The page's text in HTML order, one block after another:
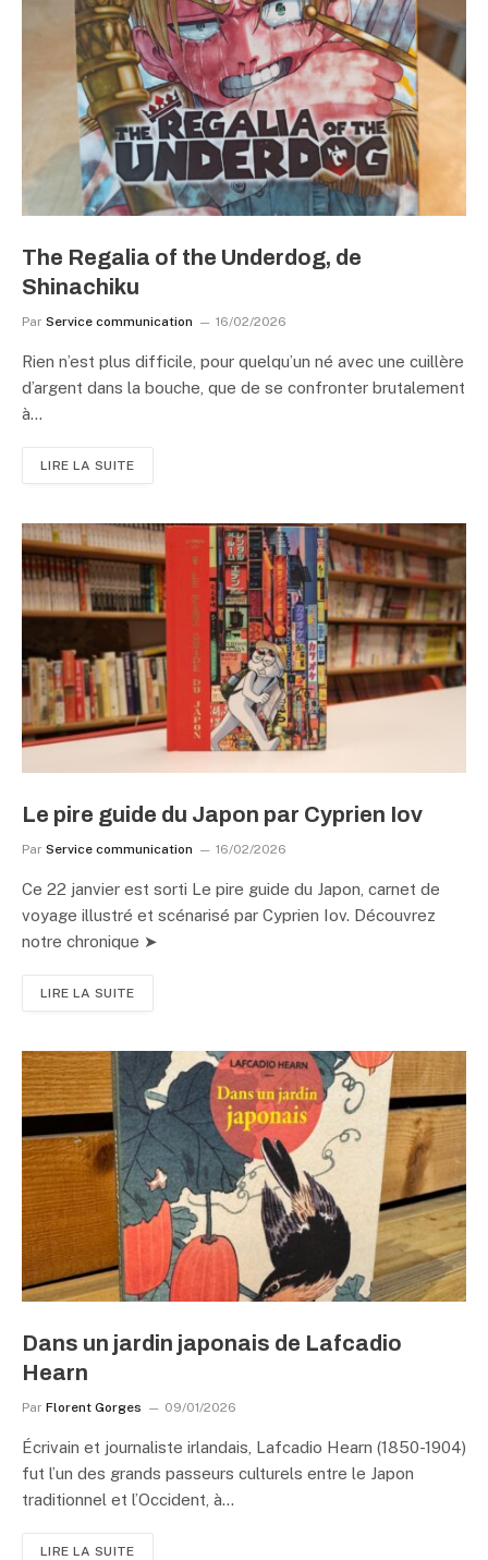
The Regalia of the Underdog, de
Shinachiku
Par Service communication 16/02/2026
Rien n’est plus difficile, pour quelqu’un né avec une cuillère
d’argent dans la bouche, que de se confronter brutalement
à…
LIRE LA SUITE
Le pire guide du Japon par Cyprien Iov
Par Service communication 16/02/2026
Ce 22 janvier est sorti Le pire guide du Japon, carnet de
voyage illustré et scénarisé par Cyprien Iov. Découvrez
notre chronique ➤
LIRE LA SUITE
Dans un jardin japonais de Lafcadio
Hearn
Par Florent Gorges 09/01/2026
Écrivain et journaliste irlandais, Lafcadio Hearn (1850-1904)
fut l’un des grands passeurs culturels entre le Japon
traditionnel et l’Occident, à…
LIRE LA SUITE